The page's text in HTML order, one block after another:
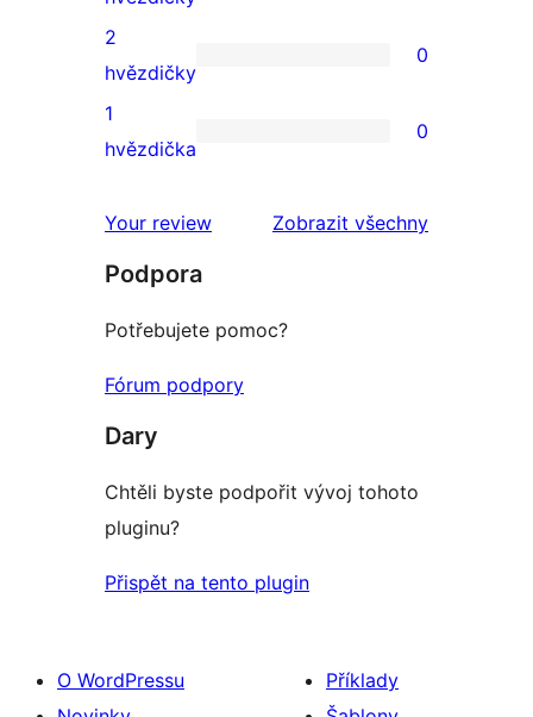
3hvězdičkové
hodnocení
0
2hvězdičkové
hodnocení
2
hvězdičky
0
0
hodnocení
1
hvězdička
0
Your review
Zobrazit všechny
Podpora
Potřebujete pomoc?
Fórum podpory
Dary
Chtěli byste podpořit vývoj tohoto
pluginu?
Přispět na tento plugin
O WordPressu
Příklady